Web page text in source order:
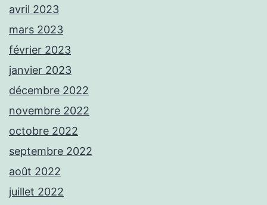
avril 2023
mars 2023
février 2023
janvier 2023
décembre 2022
novembre 2022
octobre 2022
septembre 2022
août 2022
juillet 2022